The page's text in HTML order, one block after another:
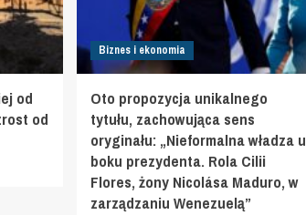
od
od
Biznes i ekonomia
Oto propozycja unikalnego
tytułu, zachowująca sens
oryginału: „Nieformalna władza u
boku prezydenta. Rola Cilii
Flores, żony Nicolása Maduro, w
zarządzaniu Wenezuelą”